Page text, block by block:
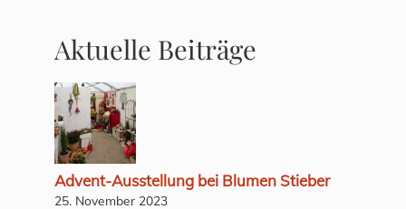
Aktuelle Beiträge
Advent-Ausstellung bei Blumen Stieber
25. November 2023